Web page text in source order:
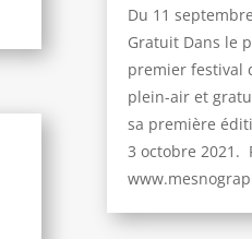
Du 11
Gratuit Dans le
premier festival
plein-air et
sa première
3 octobre 2021.